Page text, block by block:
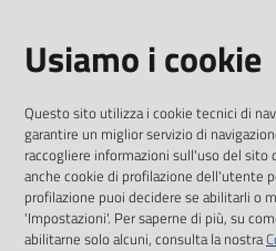
SEGUICI SU
TwitterFacebookYoutube
Usiamo i cookie
Questo sito utilizza i cookie tecnici di
garantire un miglior servizio di
raccogliere informazioni sull'uso del
anche cookie di profilazione dell'utente
profilazione puoi decidere se abilitarli o
'Impostazioni'. Per saperne di più, su
abilitarne solo alcuni, consulta la nostra